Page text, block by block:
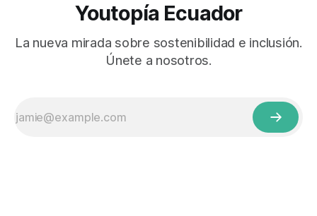
Youtopía Ecuador
La nueva mirada sobre sostenibilidad e inclusión.
Únete a nosotros.